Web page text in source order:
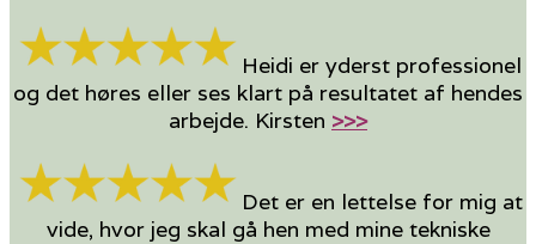
Heidi er yderst professionel
og det høres eller ses klart på resultatet af hendes
arbejde. Kirsten >>>
Det er en lettelse for mig at
vide, hvor jeg skal gå hen med mine tekniske